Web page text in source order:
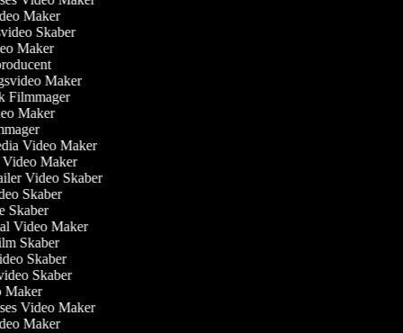
Maker
Skaber
Maker
Maker
Filmmager
Maker
Video Maker
Video Maker
Video Skaber
Skaber
Skaber
Video Maker
Skaber
Skaber
Skaber
Maker
Video Maker
Maker